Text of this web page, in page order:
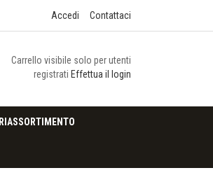
Accedi Contattaci
Carrello visibile solo per utenti
registrati Effettua il login
RIASSORTIMENTO